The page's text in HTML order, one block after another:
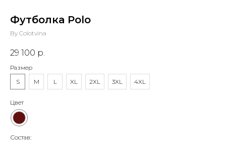
Футболка Polo
By Colotvina
29 100 р.
Размер
S
M L XL 2XL 3XL 4XL
Цвет
Состав: